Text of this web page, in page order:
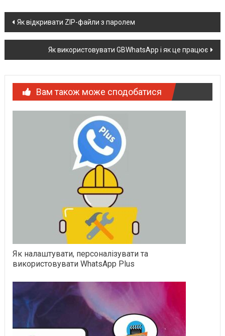
Post
navigation
Як відкривати ZIP-файли з паролем
Як використовувати GBWhatsApp і як це працює
Вам також може сподобатися
Як налаштувати, персоналізувати та
використовувати WhatsApp Plus